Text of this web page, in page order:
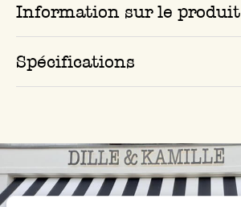
Information sur le produit
Spécifications